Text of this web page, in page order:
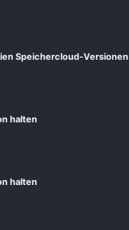
Speichercloud-Versionen
halten
halten